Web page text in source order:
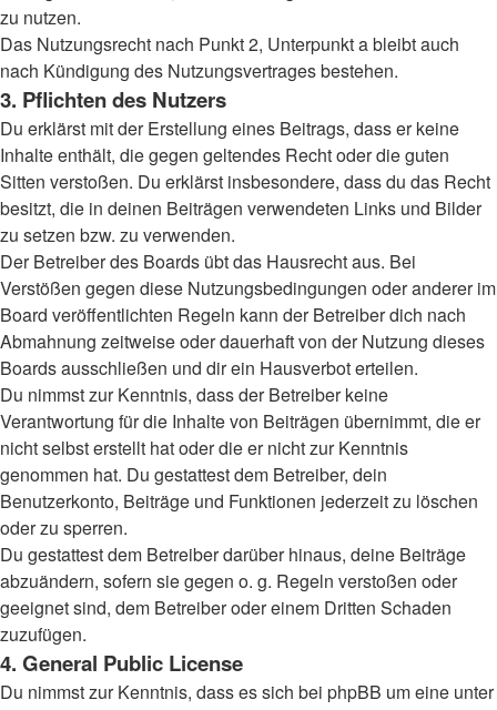
zu nutzen.
Das Nutzungsrecht nach Punkt 2, Unterpunkt a bleibt auch
nach Kündigung des Nutzungsvertrages bestehen.
3. Pflichten des Nutzers
Du erklärst mit der Erstellung eines Beitrags, dass er keine
Inhalte enthält, die gegen geltendes Recht oder die guten
Sitten verstoßen. Du erklärst insbesondere, dass du das Recht
besitzt, die in deinen Beiträgen verwendeten Links und Bilder
zu setzen bzw. zu verwenden.
Der Betreiber des Boards übt das Hausrecht aus. Bei
Verstößen gegen diese Nutzungsbedingungen oder anderer im
Board veröffentlichten Regeln kann der Betreiber dich nach
Abmahnung zeitweise oder dauerhaft von der Nutzung dieses
Boards ausschließen und dir ein Hausverbot erteilen.
Du nimmst zur Kenntnis, dass der Betreiber keine
Verantwortung für die Inhalte von Beiträgen übernimmt, die er
nicht selbst erstellt hat oder die er nicht zur Kenntnis
genommen hat. Du gestattest dem Betreiber, dein
Benutzerkonto, Beiträge und Funktionen jederzeit zu löschen
oder zu sperren.
Du gestattest dem Betreiber darüber hinaus, deine Beiträge
abzuändern, sofern sie gegen o. g. Regeln verstoßen oder
geeignet sind, dem Betreiber oder einem Dritten Schaden
zuzufügen.
4. General Public License
Du nimmst zur Kenntnis, dass es sich bei phpBB um eine unter